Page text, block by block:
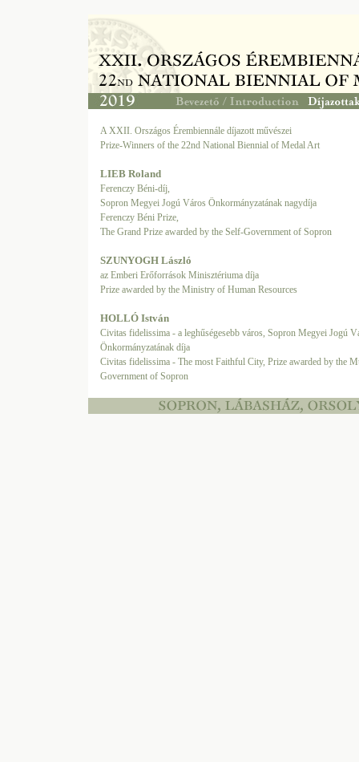
A XXII. Országos Érembiennále díjazott művészei
Prize-Winners of the 22nd National Biennial of Medal Art
LIEB Roland
Ferenczy Béni-díj,
Sopron Megyei Jogú Város Önkormányzatának nagydíja
Ferenczy Béni Prize,
The Grand Prize awarded by the Self-Government of Sopron
SZUNYOGH László
az Emberi Erőforrások Minisztériuma díja
Prize awarded by the Ministry of Human Resources
HOLLÓ István
Civitas fidelissima - a leghűségesebb város, Sopron Megyei Jogú
Önkormányzatának díja
Civitas fidelissima - The most Faithful City, Prize awarded by the
Government of Sopron